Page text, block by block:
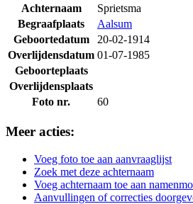
Achternaam
Sprietsma
Begraafplaats
Aalsum
Geboortedatum
20-02-1914
Overlijdensdatum 01-07-1985
Geboorteplaats
Overlijdensplaats
Foto nr.
60
Meer acties:
Voeg foto toe aan aanvraaglijst
Zoek met deze achternaam
Voeg achternaam toe aan
Aanvullingen of correcties